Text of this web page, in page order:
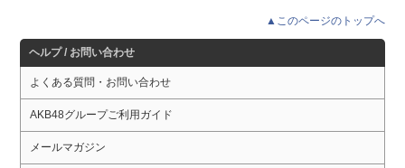
▲このページのトップへ
ヘルプ / お問い合わせ
よくある質問・お問い合わせ
AKB48グループご利用ガイド
メールマガジン